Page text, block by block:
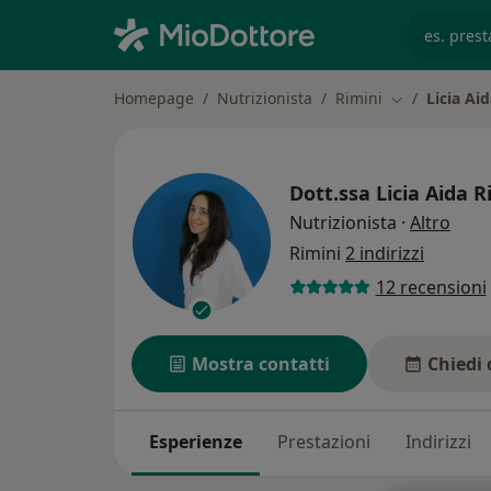
Homepage Nutrizionista Rimini Cambia città
Licia
Dott.ssa Licia Aida
Nutrizionista · Altro
Rimini 2 indirizzi
12 recensioni
Mostra contatti Chiedi
Esperienze Prestazioni Indirizzi